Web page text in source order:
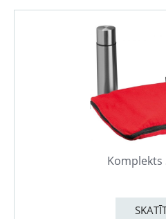
Komplekts